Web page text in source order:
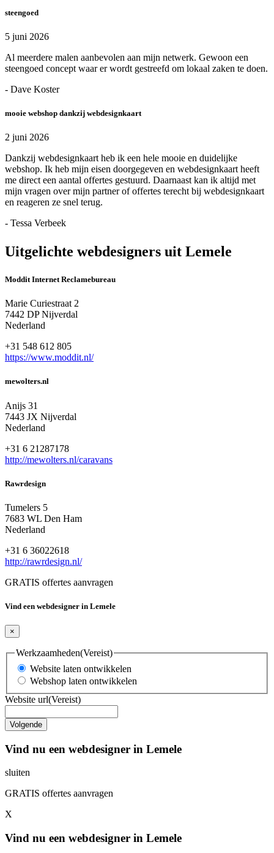
steengoed
5 juni 2026
Al meerdere malen aanbevolen aan mijn netwerk. Gewoon een
steengoed concept waar er wordt gestreefd om lokaal zaken te doen.
- Dave Koster
mooie webshop dankzij webdesignkaart
2 juni 2026
Dankzij webdesignkaart heb ik een hele mooie en duidelijke
webshop. Ik heb mijn eisen doorgegeven en webdesignkaart heeft
me direct een aantal offertes gestuurd. Daarnaast kan ik altijd met
mijn vragen over mijn partner of offertes terecht bij webdesignkaart
en reageren ze snel terug.
- Tessa Verbeek
Uitgelichte webdesigners uit Lemele
Moddit Internet Reclamebureau
Marie Curiestraat 2
7442 DP Nijverdal
Nederland
+31 548 612 805
https://www.moddit.nl/
mewolters.nl
Anijs 31
7443 JX Nijverdal
Nederland
+31 6 21287178
http://mewolters.nl/caravans
Rawrdesign
Tumelers 5
7683 WL Den Ham
Nederland
+31 6 36022618
http://rawrdesign.nl/
GRATIS offertes aanvragen
Vind een webdesigner in Lemele
×
Werkzaamheden(Vereist)
Website laten ontwikkelen
Webshop laten ontwikkelen
Website url(Vereist)
Vind nu een webdesigner in Lemele
sluiten
GRATIS offertes aanvragen
X
Vind nu een webdesigner in Lemele